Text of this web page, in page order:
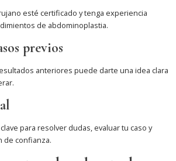
esté certificado y tenga experiencia
de abdominoplastia.
previos
anteriores puede darte una idea clara
para resolver dudas, evaluar tu caso y
de confianza.